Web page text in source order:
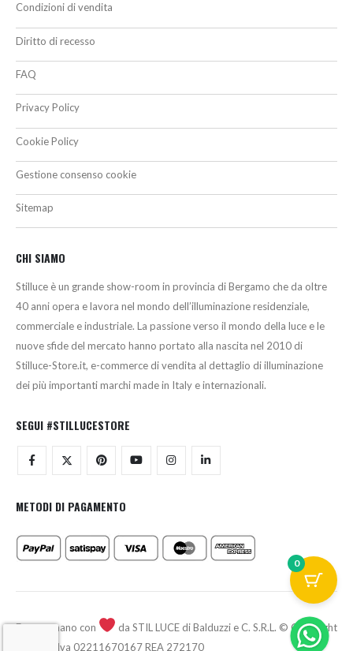
Condizioni di vendita
Diritto di recesso
FAQ
Privacy Policy
Cookie Policy
Gestione consenso cookie
Sitemap
CHI SIAMO
Stilluce è un grande show-room in provincia di Bergamo che da oltre
40 anni opera e lavora nel mondo dell’illuminazione residenziale,
commerciale e industriale. La passione verso il mondo della luce e le
nuove sfide del mercato hanno portato alla nascita nel 2010 di
Stilluce-Store.it, e-commerce di vendita al dettaglio di illuminazione
dei più importanti marchi made in Italy e internazionali.
SEGUI #STILLUCESTORE
METODI DI PAGAMENTO
Fatto a mano con
da STIL LUCE di Balduzzi e C. S.R.L. © Copyright
2026 - P.Iva 02211670167 REA 272170
0